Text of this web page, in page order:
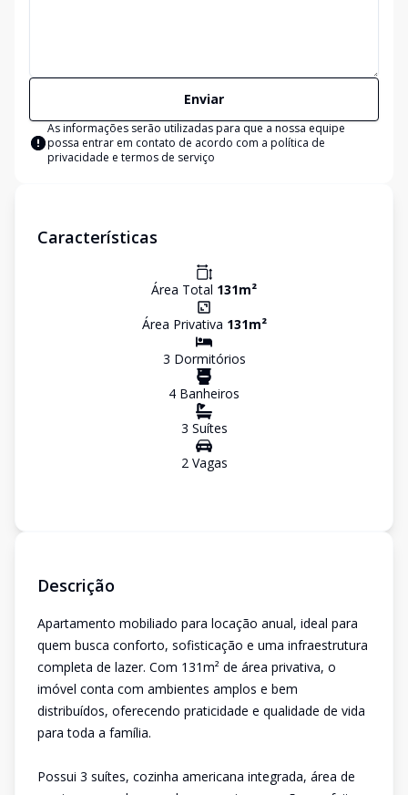
Enviar
As informações serão utilizadas para que a nossa equipe
possa entrar em contato de acordo com a política de
privacidade e termos de serviço
Características
Área Total 131m²
Área Privativa 131m²
3 Dormitórios
4 Banheiros
3 Suítes
2Vagas
Descrição
Apartamento mobiliado para locação anual, ideal para
quem busca conforto, sofisticação e uma infraestrutura
completa de lazer. Com 131m² de área privativa, o
imóvel conta com ambientes amplos e bem
distribuídos, oferecendo praticidade e qualidade de vida
para toda a família.
Possui 3 suítes, cozinha americana integrada, área de